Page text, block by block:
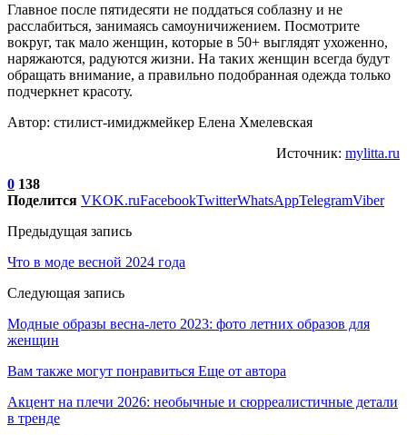
Главное после пятидесяти не поддаться соблазну и не
расслабиться, занимаясь самоуничижением. Посмотрите
вокруг, так мало женщин, которые в 50+ выглядят ухоженно,
наряжаются, радуются жизни. На таких женщин всегда будут
обращать внимание, а правильно подобранная одежда только
подчеркнет красоту.
Автор: стилист-имиджмейкер Елена Хмелевская
Источник: mylitta.ru
0 138
Поделится VKOK.ruFacebookTwitterWhatsAppTelegramViber
Предыдущая запись
Что в моде весной 2024 года
Следующая запись
Модные образы весна-лето 2023: фото летних образов для
женщин
Вам также могут понравиться Еще от автора
Акцент на плечи 2026: необычные и сюрреалистичные детали
в тренде